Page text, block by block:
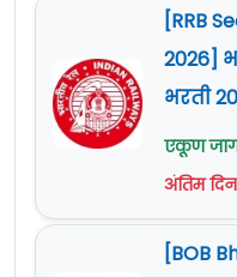
२३
२४
[RRB
2026]
भरती
एकूण
अंतिम
[BOB